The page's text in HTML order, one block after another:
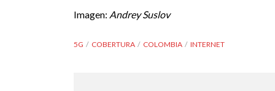
Imagen: Andrey Suslov
5G COBERTURA COLOMBIA INTERNET